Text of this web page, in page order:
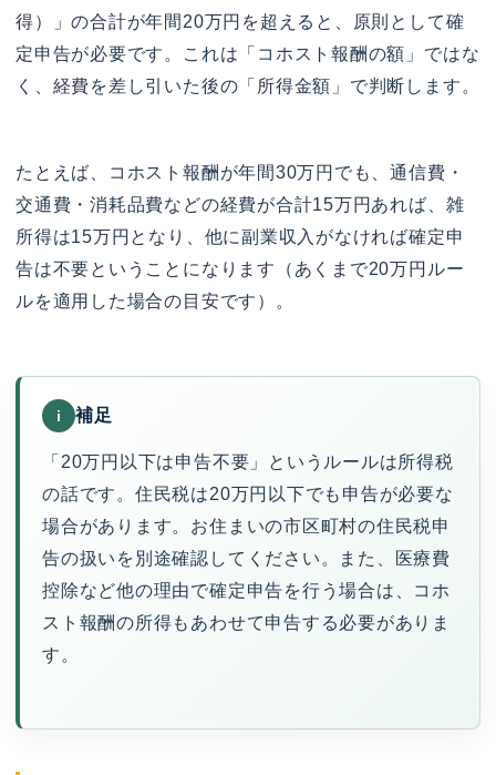
得）」の合計が年間20万円を超えると、原則として確
定申告が必要です。これは「コホスト報酬の額」ではな
く、経費を差し引いた後の「所得金額」で判断します。
たとえば、コホスト報酬が年間30万円でも、通信費・
交通費・消耗品費などの経費が合計15万円あれば、雑
所得は15万円となり、他に副業収入がなければ確定申
告は不要ということになります（あくまで20万円ルー
ルを適用した場合の目安です）。
i 補足
「20万円以下は申告不要」というルールは所得税
の話です。住民税は20万円以下でも申告が必要な
場合があります。お住まいの市区町村の住民税申
告の扱いを別途確認してください。また、医療費
控除など他の理由で確定申告を行う場合は、コホ
スト報酬の所得もあわせて申告する必要がありま
す。